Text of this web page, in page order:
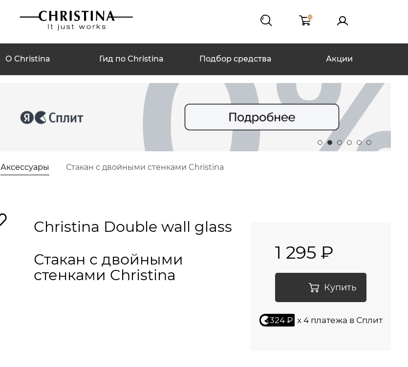
0
О Christina Гид по Christina Подбор средства Акции
Аксессуары Стакан с двойными стенками Christina
Christina Double wall glass
Стакан с двойными
стенками Christina
1 295 ₽
Купить
324 ₽ x 4 платежа в Сплит